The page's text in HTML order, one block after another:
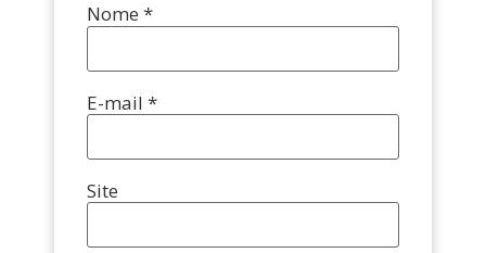
Nome *
E-mail *
Site